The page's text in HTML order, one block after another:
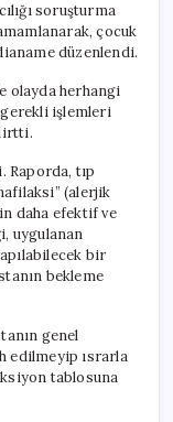
soruşturma
çocuk
düzenlendi.
olayda herhangi
gerekli işlemleri
tıp
(alerjik
daha efektif ve
uygulanan
bir
bekleme
genel
edilmeyip ısrarla
tablosuna